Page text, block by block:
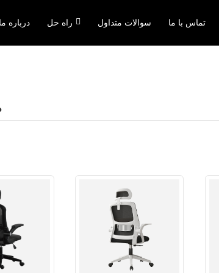
درباره ما راه حل سوالات متداول تماس با ما